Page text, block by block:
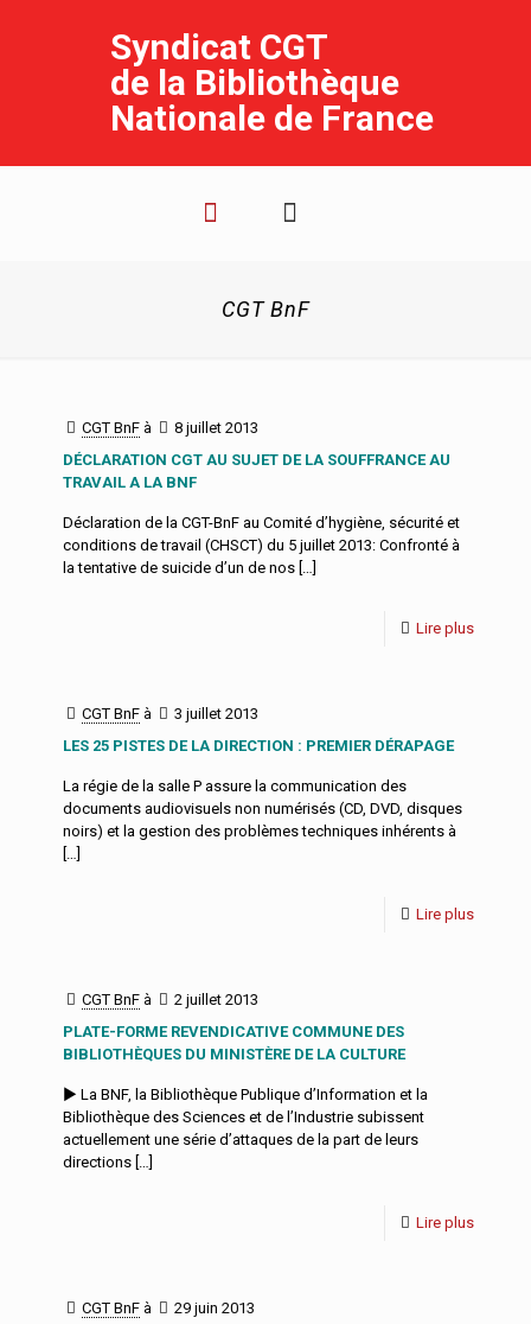
Syndicat CGT
de la Bibliothèque
Nationale de France
CGT BnF
CGT BnF à
8 juillet 2013
DÉCLARATION CGT AU SUJET DE LA SOUFFRANCE AU
TRAVAIL A LA BNF
Déclaration de la CGT-BnF au Comité d’hygiène, sécurité et
conditions de travail (CHSCT) du 5 juillet 2013: Confronté à
la tentative de suicide d’un de nos […]
Lire plus
CGT BnF à
3 juillet 2013
LES 25 PISTES DE LA DIRECTION : PREMIER DÉRAPAGE
La régie de la salle P assure la communication des
documents audiovisuels non numérisés (CD, DVD, disques
noirs) et la gestion des problèmes techniques inhérents à
[…]
Lire plus
CGT BnF à
2 juillet 2013
PLATE-FORME REVENDICATIVE COMMUNE DES
BIBLIOTHÈQUES DU MINISTÈRE DE LA CULTURE
► La BNF, la Bibliothèque Publique d’Information et la
Bibliothèque des Sciences et de l’Industrie subissent
actuellement une série d’attaques de la part de leurs
directions […]
Lire plus
CGT BnF à
29 juin 2013